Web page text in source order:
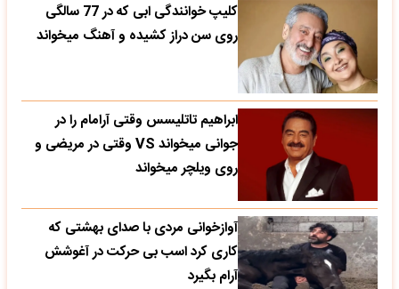
کلیپ خوانندگی ابی که در 77 سالگی
روی سن دراز کشیده و آهنگ میخواند
ابراهیم تاتلیسس وقتی آرامام را در
جوانی میخواند VS وقتی در مریضی و
روی ویلچر میخواند
آوازخوانی مردی با صدای بهشتی که
کاری کرد اسب بی حرکت در آغوشش
آرام بگیرد